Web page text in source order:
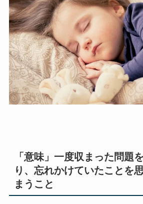
「意味」一度収まった問題
り、忘れかけていたことを
まうこと